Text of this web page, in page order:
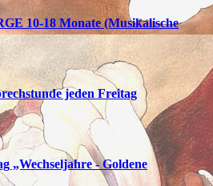
10-18 Monate (Musikalische
jeden Freitag
„Wechseljahre - Goldene